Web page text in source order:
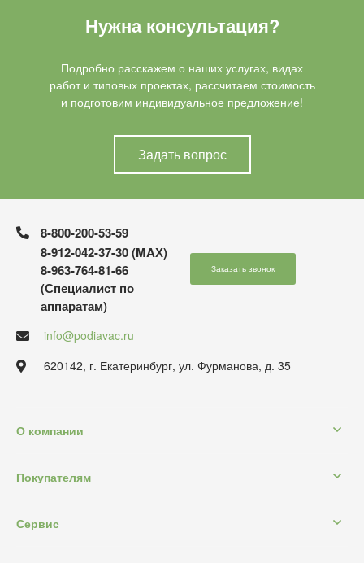
Нужна консультация?
Подробно расскажем о наших услугах, видах
работ и типовых проектах, рассчитаем стоимость
и подготовим индивидуальное предложение!
Задать вопрос
8-800-200-53-59
8-912-042-37-30 (MAХ)
8-963-764-81-66
(Специалист по
аппаратам)
Заказать звонок
info@podiavac.ru
620142, г. Екатеринбург, ул. Фурманова, д. 35
О компании
Покупателям
Сервис